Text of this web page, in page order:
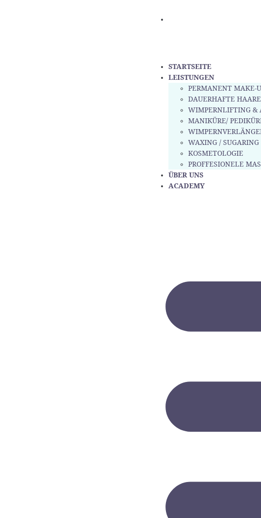
STARTSEITE
LEISTUNGEN
PERMANENT MAKE-
DAUERHAFTE
WIMPERNLIFTING &
MANIKÜRE/
WAXING / SUGARING
KOSMETOLOGIE
PROFFESIONELE
ÜBER UNS
ACADEMY